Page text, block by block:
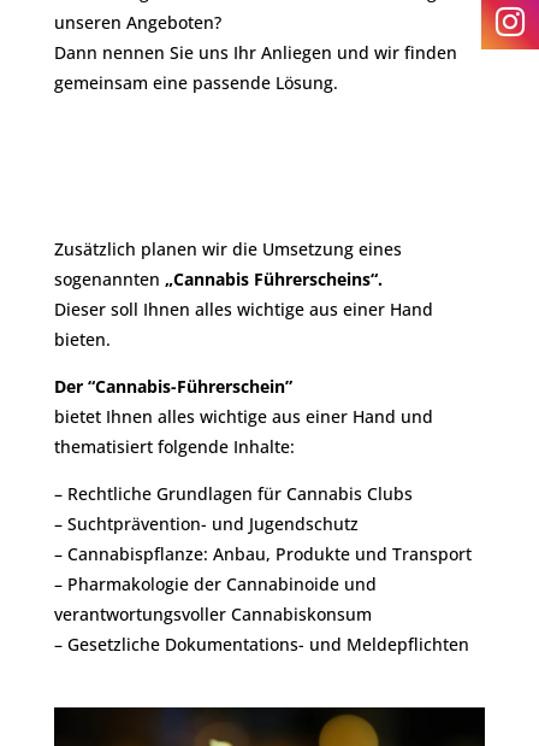
unseren Angeboten?
Dann nennen Sie uns Ihr Anliegen und wir finden
gemeinsam eine passende Lösung.
Zusätzlich planen wir die Umsetzung eines
sogenannten „Cannabis Führerscheins“.
Dieser soll Ihnen alles wichtige aus einer Hand
bieten.
Der “Cannabis-Führerschein”
bietet Ihnen alles wichtige aus einer Hand und
thematisiert folgende Inhalte:
– Rechtliche Grundlagen für Cannabis Clubs
– Suchtprävention- und Jugendschutz
– Cannabispflanze: Anbau, Produkte und Transport
– Pharmakologie der Cannabinoide und
verantwortungsvoller Cannabiskonsum
– Gesetzliche Dokumentations- und Meldepflichten